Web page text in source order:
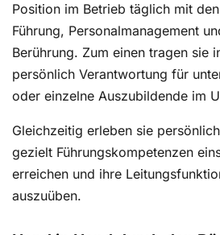
Position im Betrieb täglich mit
Führung, Personalmanagement
Berührung. Zum einen tragen sie
persönlich Verantwortung für
oder einzelne Auszubildende im
Gleichzeitig erleben sie
gezielt Führungskompetenzen
erreichen und ihre
auszuüben.